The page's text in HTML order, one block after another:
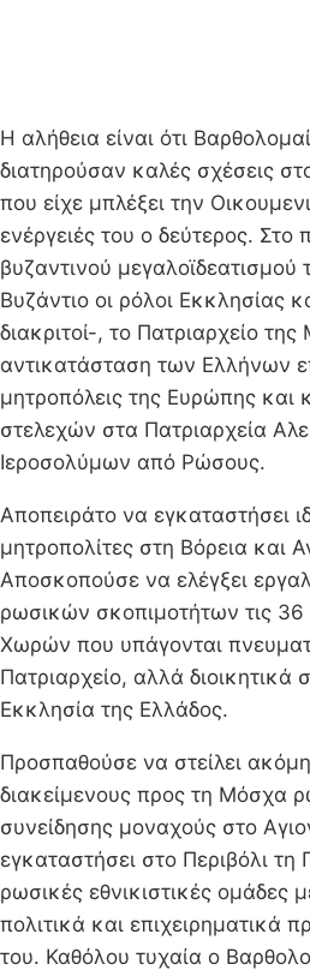
Η αλήθεια είναι ότι
διατηρούσαν καλές σχέσεις
που είχε μπλέξει την
ενέργειές του ο δεύτερος. Στο
βυζαντινού μεγαλοϊδεατισμού
Βυζάντιο οι ρόλοι Εκκλησίας
διακριτοί-, το Πατριαρχείο
αντικατάσταση των Ελλήνων
μητροπόλεις της Ευρώπης και
στελεχών στα Πατριαρχεία
Ιεροσολύμων από Ρώσους.
Αποπειράτο να εγκαταστήσει
μητροπολίτες στη Βόρεια και
Αποσκοπούσε να ελέγξει
ρωσικών σκοπιμοτήτων τις
Χωρών που υπάγονται
Πατριαρχείο, αλλά
Εκκλησία της Ελλάδος.
Προσπαθούσε να στείλει
διακείμενους προς τη Μόσχα
συνείδησης μοναχούς στο
εγκαταστήσει στο Περιβόλι τη
ρωσικές εθνικιστικές ομάδες
πολιτικά και επιχειρηματικά
του. Καθόλου τυχαία ο